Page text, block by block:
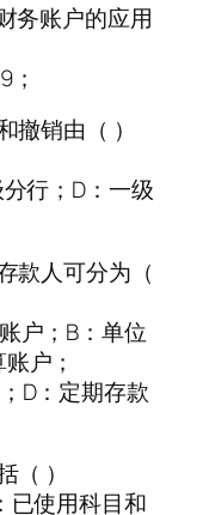
务账户的应用
；
撤销由（ ）
行；D：一级
款人可分为（
户；B：单位
户；
D：定期存款
）
已使用科目和